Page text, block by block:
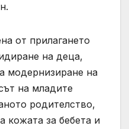
от прилагането
на деца,
модернизиране на
на младите
родителство,
кожата за бебета и